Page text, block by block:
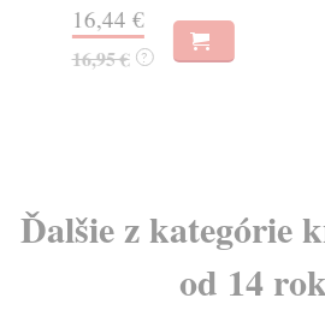
16,44 €
16,95 € ?
Ďalšie z kategórie
od 14